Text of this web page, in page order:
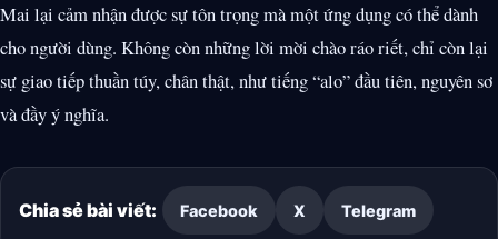
Mai lại cảm nhận được sự tôn trọng mà một ứng dụng có thể dành
cho người dùng. Không còn những lời mời chào ráo riết, chỉ còn lại
sự giao tiếp thuần túy, chân thật, như tiếng “alo” đầu tiên, nguyên sơ
và đầy ý nghĩa.
Chia sẻ bài viết: Facebook X Telegram